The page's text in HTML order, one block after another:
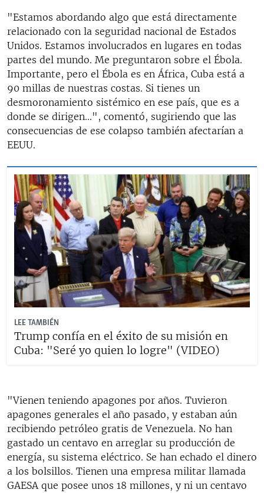
"Estamos abordando algo que está directamente
relacionado con la seguridad nacional de Estados
Unidos. Estamos involucrados en lugares en todas
partes del mundo. Me preguntaron sobre el Ébola.
Importante, pero el Ébola es en África, Cuba está a
90 millas de nuestras costas. Si tienes un
desmoronamiento sistémico en ese país, que es a
donde se dirigen...", comentó, sugiriendo que las
consecuencias de ese colapso también afectarían a
EEUU.
LEE TAMBIÉN
Trump confía en el éxito de su misión en
Cuba: "Seré yo quien lo logre" (VIDEO)
"Vienen teniendo apagones por años. Tuvieron
apagones generales el año pasado, y estaban aún
recibiendo petróleo gratis de Venezuela. No han
gastado un centavo en arreglar su producción de
energía, su sistema eléctrico. Se han echado el dinero
a los bolsillos. Tienen una empresa militar llamada
GAESA que posee unos 18 millones, y ni un centavo